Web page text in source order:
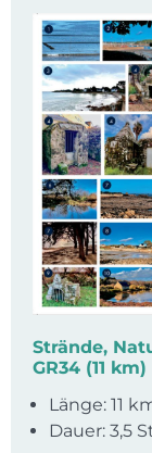
Strände,
GR34 (11 km)
Länge: 11
Dauer: 3,5